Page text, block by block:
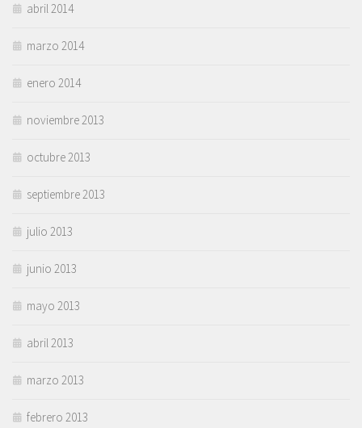
abril 2014
marzo 2014
enero 2014
noviembre 2013
octubre 2013
septiembre 2013
julio 2013
junio 2013
mayo 2013
abril 2013
marzo 2013
febrero 2013